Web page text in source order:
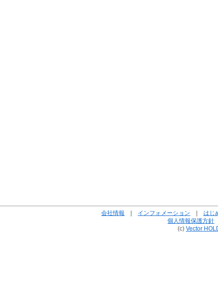
会社情報 | インフォメーション | はじ
個人情報保護方針
(c) Vector